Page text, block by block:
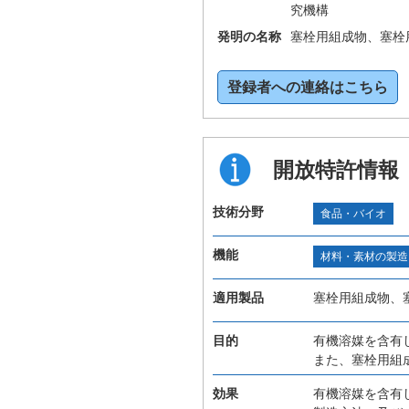
究機構
発明の名称
塞栓用組成物、塞
登録者への連絡はこちら
開放特許情報
技術分野 食品・バイオ
機能 材料・素材の製造
適用製品 塞栓用組成物、
目的
有機溶媒を含有
また、塞栓用組
効果
有機溶媒を含有